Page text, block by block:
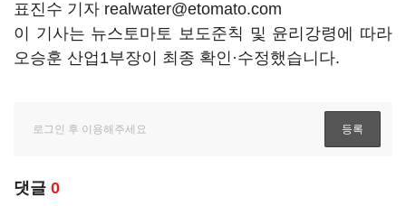
표진수 기자 realwater@etomato.com
이 기사는 뉴스토마토 보도준칙 및 윤리강령에 따라
오승훈 산업1부장이 최종 확인·수정했습니다.
댓글 0